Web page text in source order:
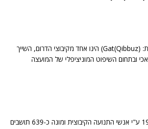
קיבוץ גת קיבוץ (באנגלית: Gat(Qibbuz)) הינו אחד מקיבוצי הדרום, השייך
ובתחום השיפוט המוניציפלי של המועצה
הקיבוץ הוקם בשנת 1941 ע"י אנשי התנועה הקיבוצית ומונה כ-639 תושבים